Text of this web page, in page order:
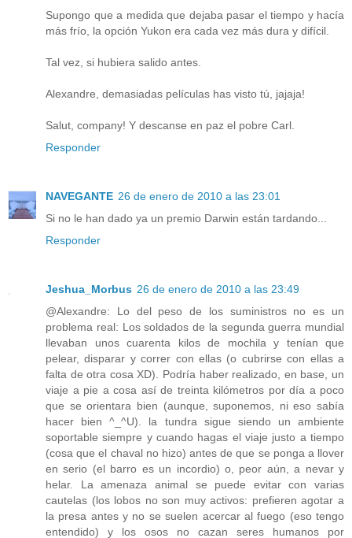
Supongo que a medida que dejaba pasar el tiempo y hacía
más frío, la opción Yukon era cada vez más dura y difícil.
Tal vez, si hubiera salido antes.
Alexandre, demasiadas películas has visto tú, jajaja!
Salut, company! Y descanse en paz el pobre Carl.
Responder
NAVEGANTE 26 de enero de 2010 a las 23:01
Si no le han dado ya un premio Darwin están tardando...
Responder
Jeshua_Morbus 26 de enero de 2010 a las 23:49
@Alexandre: Lo del peso de los suministros no es un
problema real: Los soldados de la segunda guerra mundial
llevaban unos cuarenta kilos de mochila y tenían que
pelear, disparar y correr con ellas (o cubrirse con ellas a
falta de otra cosa XD). Podría haber realizado, en base, un
viaje a pie a cosa así de treinta kilómetros por día a poco
que se orientara bien (aunque, suponemos, ni eso sabía
hacer bien ^_^U). la tundra sigue siendo un ambiente
soportable siempre y cuando hagas el viaje justo a tiempo
(cosa que el chaval no hizo) antes de que se ponga a llover
en serio (el barro es un incordio) o, peor aún, a nevar y
helar. La amenaza animal se puede evitar con varias
cautelas (los lobos no son muy activos: prefieren agotar a
la presa antes y no se suelen acercar al fuego (eso tengo
entendido) y los osos no cazan seres humanos por